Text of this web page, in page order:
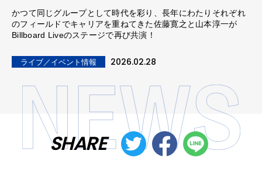
かつて同じグループとして時代を彩り、長年にわたりそれぞれ
のフィールドでキャリアを重ねてきた佐藤寛之と山本淳一が
Billboard Liveのステージで再び共演！
ライブ／イベント情報 2026.02.28
SHARE